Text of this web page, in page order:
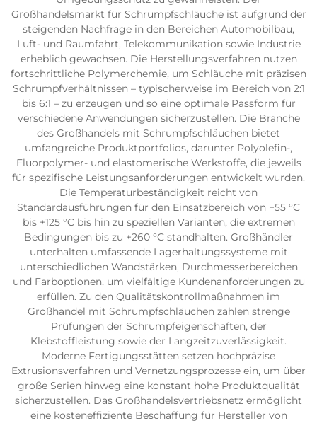
Großhandelsmarkt für Schrumpfschläuche ist aufgrund der
steigenden Nachfrage in den Bereichen Automobilbau,
Luft- und Raumfahrt, Telekommunikation sowie Industrie
erheblich gewachsen. Die Herstellungsverfahren nutzen
fortschrittliche Polymerchemie, um Schläuche mit präzisen
Schrumpfverhältnissen – typischerweise im Bereich von 2:1
bis 6:1 – zu erzeugen und so eine optimale Passform für
verschiedene Anwendungen sicherzustellen. Die Branche
des Großhandels mit Schrumpfschläuchen bietet
umfangreiche Produktportfolios, darunter Polyolefin-,
Fluorpolymer- und elastomerische Werkstoffe, die jeweils
für spezifische Leistungsanforderungen entwickelt wurden.
Die Temperaturbeständigkeit reicht von
Standardausführungen für den Einsatzbereich von −55 °C
bis +125 °C bis hin zu speziellen Varianten, die extremen
Bedingungen bis zu +260 °C standhalten. Großhändler
unterhalten umfassende Lagerhaltungssysteme mit
unterschiedlichen Wandstärken, Durchmesserbereichen
und Farboptionen, um vielfältige Kundenanforderungen zu
erfüllen. Zu den Qualitätskontrollmaßnahmen im
Großhandel mit Schrumpfschläuchen zählen strenge
Prüfungen der Schrumpfeigenschaften, der
Klebstoffleistung sowie der Langzeitzuverlässigkeit.
Moderne Fertigungsstätten setzen hochpräzise
Extrusionsverfahren und Vernetzungsprozesse ein, um über
große Serien hinweg eine konstant hohe Produktqualität
sicherzustellen. Das Großhandelsvertriebsnetz ermöglicht
eine kosteneffiziente Beschaffung für Hersteller von